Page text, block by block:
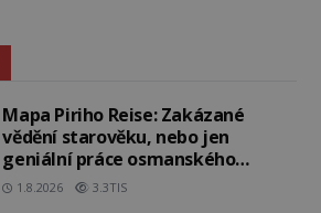
Mapa Piriho Reise: Zakázané
vědění starověku, nebo jen
geniální práce osmanského
admirála?
1.8.2026 3.3TIS